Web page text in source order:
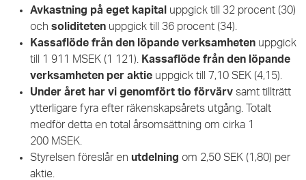
Avkastning på eget kapital
uppgick till 32 procent (30)
och soliditeten uppgick till 36 procent (34).
Kassaflöde från den löpande verksamheten uppgick
till 1 911 MSEK (1 121).
Kassaflöde från den löpande
verksamheten per aktie uppgick till 7,10 SEK (4,15).
Under året har vi genomfört tio förvärv samt tillträtt
ytterligare fyra efter räkenskapsårets utgång. Totalt
medför detta en total årsomsättning om cirka 1
200 MSEK.
Styrelsen föreslår en utdelning om 2,50 SEK (1,80) per
aktie.